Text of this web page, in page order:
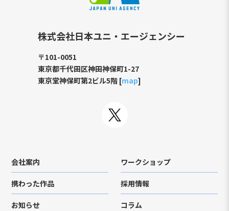
株式会社日本ユニ・エージェンシー
〒101-0051
東京都千代田区神田神保町1-27
東京堂神保町第2ビル5階 [map]
会社案内 ワークショップ
携わった作品 採用情報
お知らせ コラム